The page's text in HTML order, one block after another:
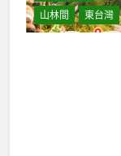
山林間
東台灣